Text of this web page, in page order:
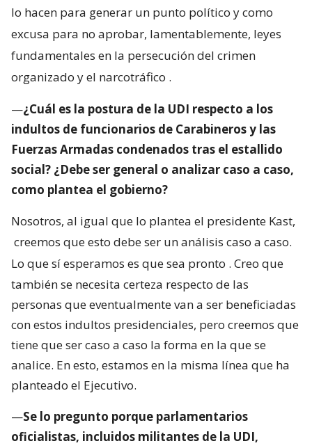
lo hacen para generar un punto político y como
excusa para no aprobar, lamentablemente, leyes
fundamentales en la persecución del crimen
organizado y el narcotráfico .
—¿Cuál es la postura de la UDI respecto a los
indultos de funcionarios de Carabineros y las
Fuerzas Armadas condenados tras el estallido
social? ¿Debe ser general o analizar caso a caso,
como plantea el gobierno?
Nosotros, al igual que lo plantea el presidente Kast,
creemos que esto debe ser un análisis caso a caso.
Lo que sí esperamos es que sea pronto . Creo que
también se necesita certeza respecto de las
personas que eventualmente van a ser beneficiadas
con estos indultos presidenciales, pero creemos que
tiene que ser caso a caso la forma en la que se
analice. En esto, estamos en la misma línea que ha
planteado el Ejecutivo.
—Se lo pregunto porque parlamentarios
oficialistas, incluidos militantes de la UDI,